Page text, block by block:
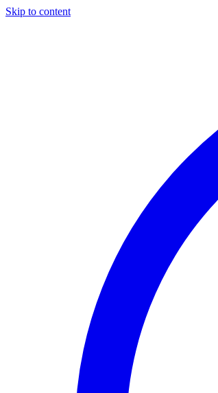
Skip to content